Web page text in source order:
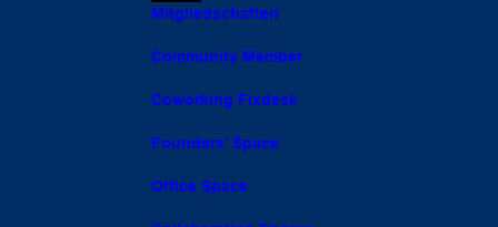
Mitgliedschaften
Community Member
Coworking Fixdesk
Founders’ Space
Office Space